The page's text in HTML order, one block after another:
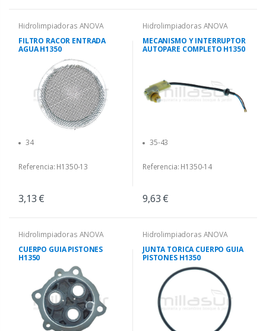
Hidrolimpiadoras ANOVA
FILTRO RACOR ENTRADA
AGUA H1350
34
Referencia: H1350-13
3,13 €
Hidrolimpiadoras ANOVA
MECANISMO Y INTERRUPTOR
AUTOPARE COMPLETO H1350
35-43
Referencia: H1350-14
9,63 €
Hidrolimpiadoras ANOVA
CUERPO GUIA PISTONES
H1350
Hidrolimpiadoras ANOVA
JUNTA TORICA CUERPO GUIA
PISTONES H1350